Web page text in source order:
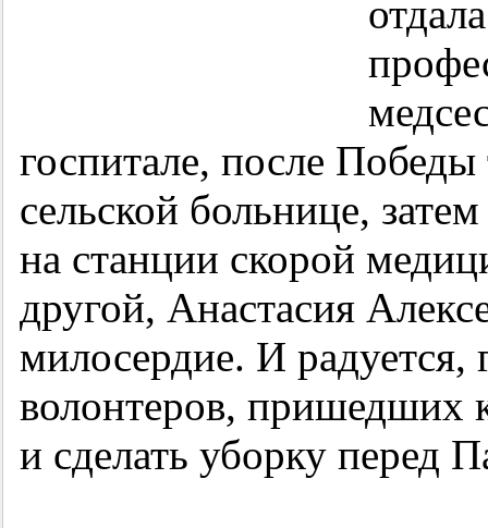
госпитале, после Победы
сельской больнице,
на станции скорой
другой, Анастасия
милосердие. И радуется,
волонтеров, пришедших
и сделать уборку перед